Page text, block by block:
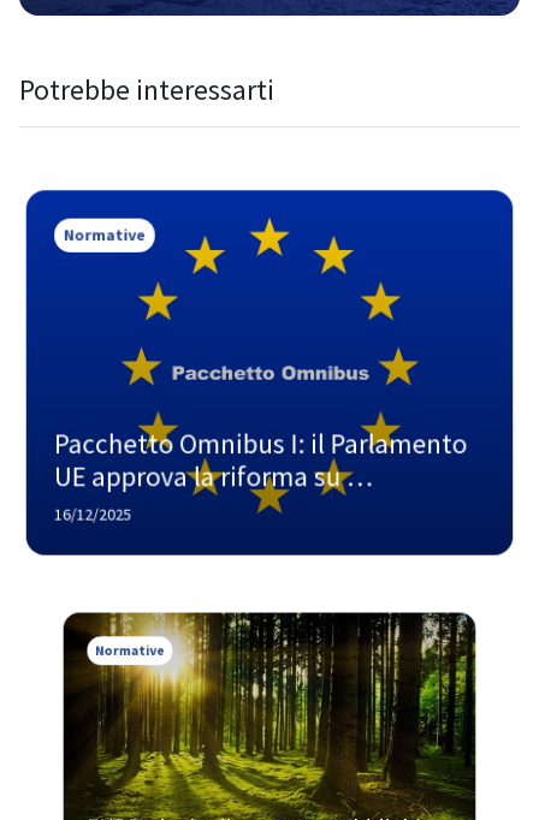
Potrebbe interessarti
Normative
Pacchetto Omnibus I: il Parlamento
UE approva la riforma su
rendicontazione di sostenibilità e
dovere di diligenza
16/12/2025
Normative